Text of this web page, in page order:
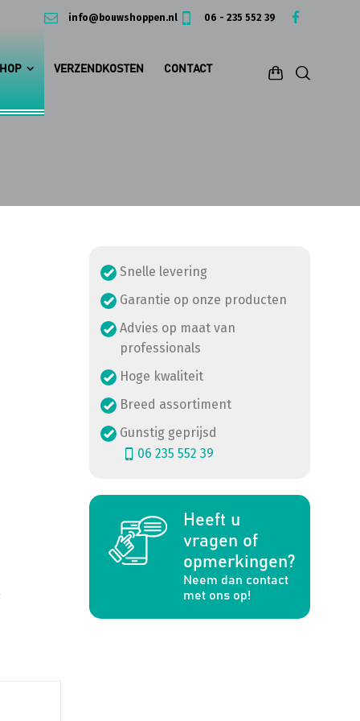
info@bouwshoppen.nl 06 - 235 552 39
VERZENDKOSTEN CONTACT
Snelle levering
Garantie op onze producten
Advies op maat van
professionals
Hoge kwaliteit
Breed assortiment
Gunstig geprijsd
06 235 552 39
Heeft u
vragen of
opmerkingen?
Neem dan contact
met ons op!